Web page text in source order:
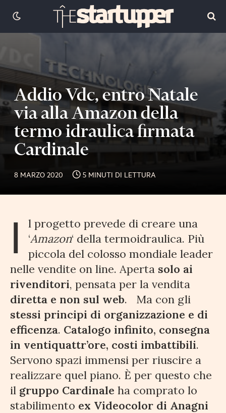
Addio Vdc, entro Natale
via alla Amazon della
termo idraulica firmata
Cardinale
8 MARZO 2020 5 MINUTI DI LETTURA
I
l progetto prevede di creare una
‘Amazon‘ della termoidraulica. Più
piccola del colosso mondiale leader
nelle vendite on line. Aperta solo ai
rivenditori, pensata per la vendita
diretta e non sul web. Ma con gli
stessi principi di organizzazione e di
efficenza. Catalogo infinito, consegna
in ventiquattr’ore, costi imbattibili.
Servono spazi immensi per riuscire a
realizzare quel piano. È per questo che
il gruppo Cardinale ha comprato lo
stabilimento ex Videocolor di Anagni